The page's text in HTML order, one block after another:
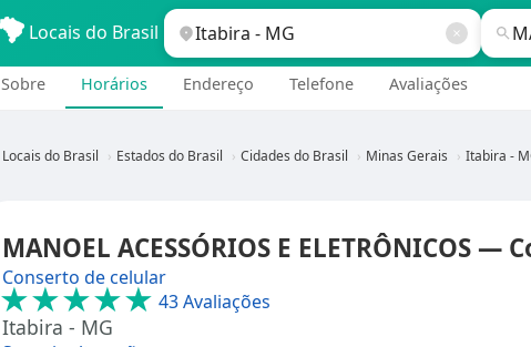
Locais do Brasil
Sobre Horários Endereço Telefone Avaliações
Locais do Brasil Estados do Brasil Cidades do Brasil Minas Gerais Itabira -
MANOEL ACESSÓRIOS E ELETRÔNICOS
Conserto de celular
★★★★★43 Avaliações
Itabira - MG